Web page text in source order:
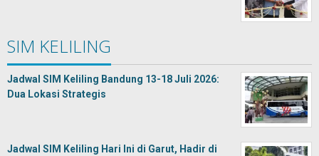
SIM KELILING
Jadwal SIM Keliling Bandung 13-18 Juli 2026:
Dua Lokasi Strategis
Jadwal SIM Keliling Hari Ini di Garut, Hadir di